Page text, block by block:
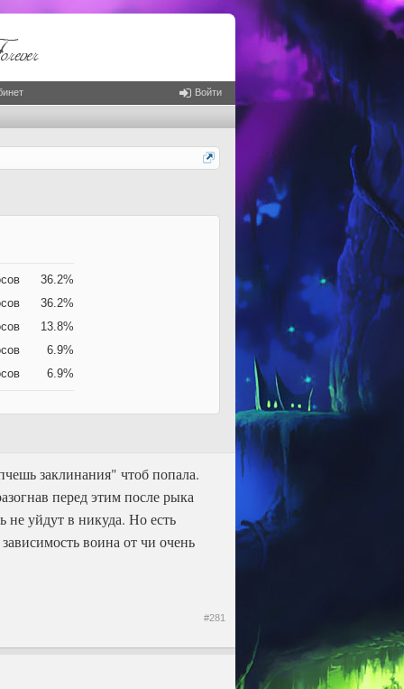
Войти
36.2%
36.2%
13.8%
6.9%
6.9%
заклинания" чтоб попала.
перед этим после рыка
не уйдут в никуда. Но есть
воина от чи очень
#281